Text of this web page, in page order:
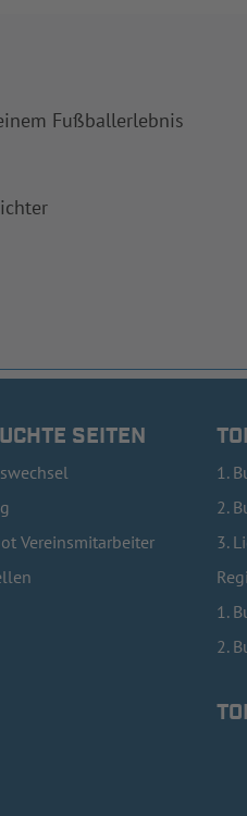
Fußballerlebnis
SEITEN
Vereinsmitarbeiter
1.
2.
3.
1.
2.